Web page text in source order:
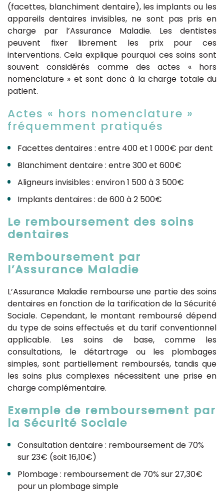
(facettes, blanchiment dentaire), les implants ou les
appareils dentaires invisibles, ne sont pas pris en
charge par l’Assurance Maladie. Les dentistes
peuvent fixer librement les prix pour ces
interventions. Cela explique pourquoi ces soins sont
souvent considérés comme des actes « hors
nomenclature » et sont donc à la charge totale du
patient.
Actes « hors nomenclature »
fréquemment pratiqués
Facettes dentaires : entre 400 et 1 000€ par dent
Blanchiment dentaire : entre 300 et 600€
Aligneurs invisibles : environ 1 500 à 3 500€
Implants dentaires : de 600 à 2 500€
Le remboursement des soins
dentaires
Remboursement par
l’Assurance Maladie
L’Assurance Maladie rembourse une partie des soins
dentaires en fonction de la tarification de la Sécurité
Sociale. Cependant, le montant remboursé dépend
du type de soins effectués et du tarif conventionnel
applicable. Les soins de base, comme les
consultations, le détartrage ou les plombages
simples, sont partiellement remboursés, tandis que
les soins plus complexes nécessitent une prise en
charge complémentaire.
Exemple de remboursement par
la Sécurité Sociale
Consultation dentaire : remboursement de 70%
sur 23€ (soit 16,10€)
Plombage : remboursement de 70% sur 27,30€
pour un plombage simple